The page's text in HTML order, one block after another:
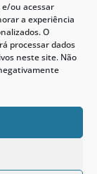
ou acessar
a experiência
O
processar dados
neste site. Não